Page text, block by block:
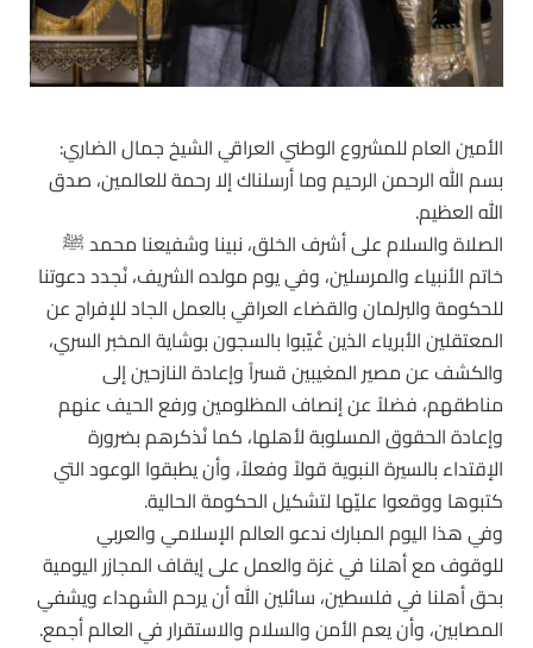
الأمين العام للمشروع الوطني العراقي الشيخ جمال الضاري:
بسم الله الرحمن الرحيم وما أرسلناك إلا رحمة للعالمين، صدق
الله العظيم.
الصلاة والسلام على أشرف الخلق، نبينا وشفيعنا محمد ﷺ
خاتم الأنبياء والمرسلين، وفي يوم مولده الشريف، نُجدد دعوتنا
للحكومة والبرلمان والقضاء العراقي بالعمل الجاد للإفراج عن
المعتقلين الأبرياء الذين غُيّبوا بالسجون بوشاية المخبر السري،
والكشف عن مصير المغيبين قسراً وإعادة النازحين إلى
مناطقهم، فضلاً عن إنصاف المظلومين ورفع الحيف عنهم
وإعادة الحقوق المسلوبة لأهلها، كما نُذكرهم بضرورة
الإقتداء بالسيرة النبوية قولاً وفعلاً، وأن يطبقوا الوعود التي
كتبوها ووقعوا عليّها لتشكيل الحكومة الحالية.
وفي هذا اليوم المبارك ندعو العالم الإسلامي والعربي
للوقوف مع أهلنا في غزة والعمل على إيقاف المجازر اليومية
بحق أهلنا في فلسطين، سائلين الله أن يرحم الشهداء ويشفي
المصابين، وأن يعم الأمن والسلام والاستقرار في العالم أجمع.